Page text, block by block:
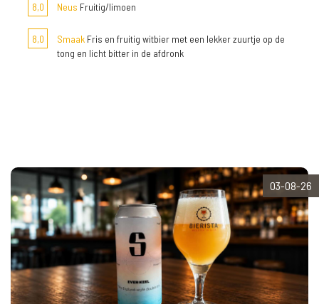
8,0 Neus Fruitig/limoen
8,0 Smaak Fris en fruitig witbier met een lekker zuurtje op de
tong en licht bitter in de afdronk
03-08-26